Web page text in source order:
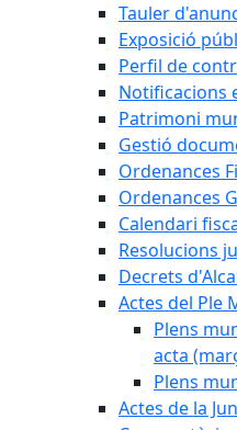
Tauler
Exposició
Perfil de
Notificacions
Patrimoni
Gestió
Ordenances
Ordenances
Calendari
Resolucions
Decrets
Actes del Ple
Plens
acta
Plens
Actes de la